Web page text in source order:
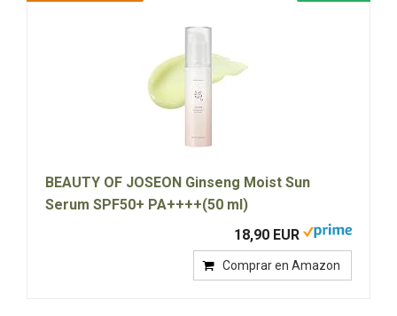
BEAUTY OF JOSEON Ginseng Moist Sun
Serum SPF50+ PA++++(50 ml)
18,90 EUR
Comprar en Amazon